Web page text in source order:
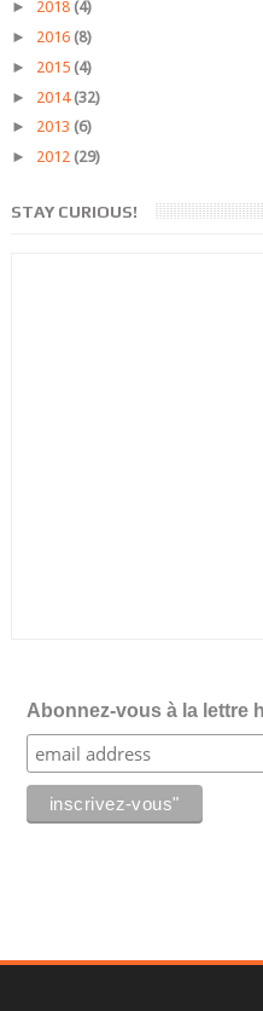
► 2018 (4)
► 2016 (8)
► 2015 (4)
► 2014 (32)
► 2013 (6)
► 2012 (29)
STAY CURIOUS!
Abonnez-vous à la lettre